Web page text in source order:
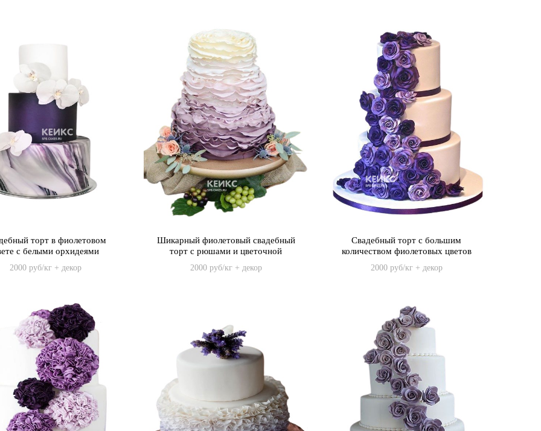
торт в фиолетовом
с белыми орхидеями
2000 руб/кг + декор
Шикарный фиолетовый свадебный
торт с рюшами и цветочной
2000 руб/кг + декор
Свадебный торт с большим
количеством фиолетовых цветов
2000 руб/кг + декор